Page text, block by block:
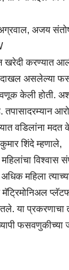
अजय
करण्यात
असलेल्या
होती.
वडिलांना मदत
शिंदे म्हणाले,
विश्वास
महिला
या
फसवणुकीच्या